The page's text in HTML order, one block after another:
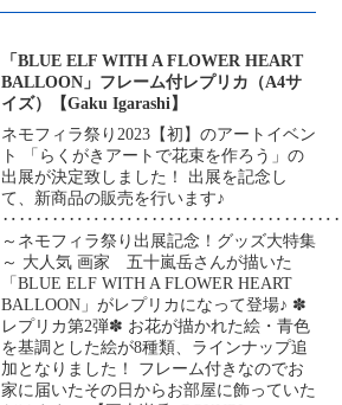
「BLUE ELF WITH A FLOWER HEART
BALLOON」フレーム付レプリカ（A4サ
イズ）【Gaku Igarashi】
ネモフィラ祭り2023【初】のアートイベン
ト 「らくがきアートで花束を作ろう」の
出展が決定致しました！ 出展を記念し
て、新商品の販売を行います♪
～ネモフィラ祭り出展記念！グッズ大特集
～ 大人気 画家 五十嵐岳さんが描いた
「BLUE ELF WITH A FLOWER HEART
BALLOON」がレプリカになって登場♪ ✽
レプリカ第2弾✽ お花が描かれた絵・青色
を基調とした絵が8種類、ラインナップ追
加となりました！ フレーム付きなのでお
家に届いたその日からお部屋に飾っていた